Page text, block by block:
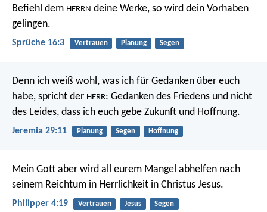
Befiehl dem HERRN deine Werke, so wird dein Vorhaben
gelingen.
Sprüche 16:3 Vertrauen Planung Segen
Denn ich weiß wohl, was ich für Gedanken über euch
habe, spricht der HERR: Gedanken des Friedens und nicht
des Leides, dass ich euch gebe Zukunft und Hoffnung.
Jeremia 29:11 Planung Segen Hoffnung
Mein Gott aber wird all eurem Mangel abhelfen nach
seinem Reichtum in Herrlichkeit in Christus Jesus.
Philipper 4:19 Vertrauen Jesus Segen